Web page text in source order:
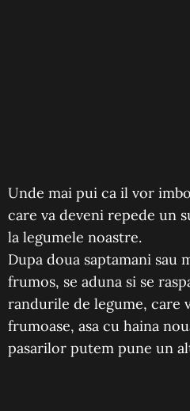
Unde mai pui ca il vor
care va deveni repede un
la legumele noastre.
Dupa doua saptamani sau
frumos, se aduna si se
randurile de legume, care
frumoase, asa cu haina
pasarilor putem pune un